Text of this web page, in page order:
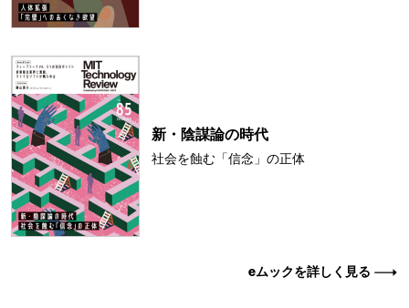
新・陰謀論の時代
社会を蝕む「信念」の正体
eムックを詳しく見る